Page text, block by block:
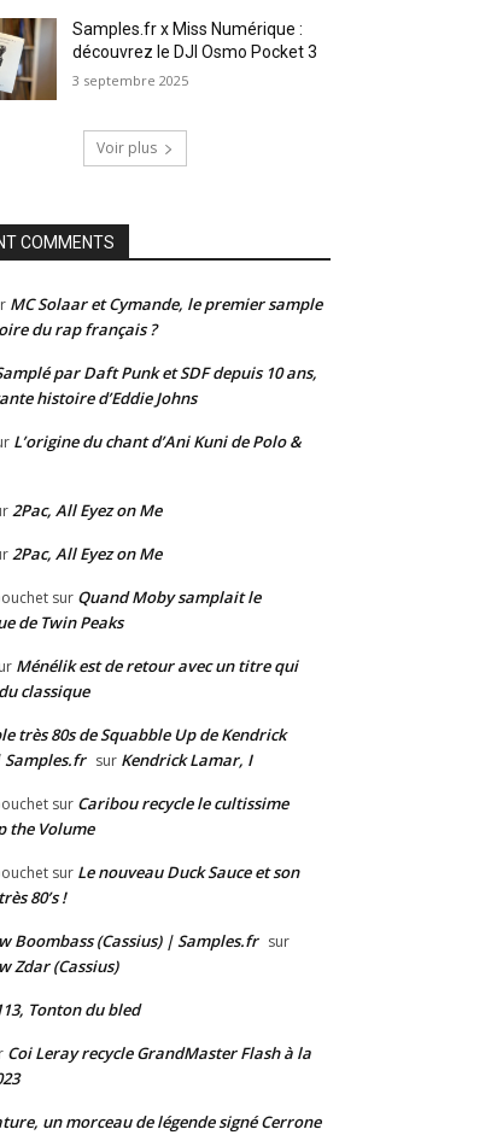
Samples.fr x Miss Numérique :
découvrez le DJI Osmo Pocket 3
3 septembre 2025
Voir plus
COMMENTS
MC Solaar et Cymande, le premier sample
du rap français ?
par Daft Punk et SDF depuis 10 ans,
histoire d’Eddie Johns
L’origine du chant d’Ani Kuni de Polo &
2Pac, All Eyez on Me
2Pac, All Eyez on Me
sur Quand Moby samplait le
de Twin Peaks
Ménélik est de retour avec un titre qui
classique
très 80s de Squabble Up de Kendrick
sur Kendrick Lamar, I
sur Caribou recycle le cultissime
the Volume
sur Le nouveau Duck Sauce et son
80’s !
Boombass (Cassius) | Samples.fr sur
Zdar (Cassius)
Tonton du bled
Coi Leray recycle GrandMaster Flash à la
un morceau de légende signé Cerrone